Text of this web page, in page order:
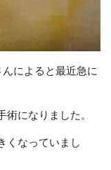
によると最近急に
になりました。
くなっていまし